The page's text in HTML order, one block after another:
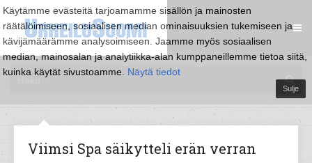
Käytämme evästeitä tarjoamamme sisällön ja mainosten
räätälöimiseen, sosiaalisen median ominaisuuksien tukemiseen ja
kävijämäärämme analysoimiseen. Jaamme myös sosiaalisen
median, mainosalan ja analytiikka-alan kumppaneillemme tietoa siitä,
kuinka käytät sivustoamme. Näytä tiedot
Sulje
Viimsi Spa säikytteli erän verran